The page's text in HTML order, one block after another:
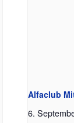
Alfaclub
6.